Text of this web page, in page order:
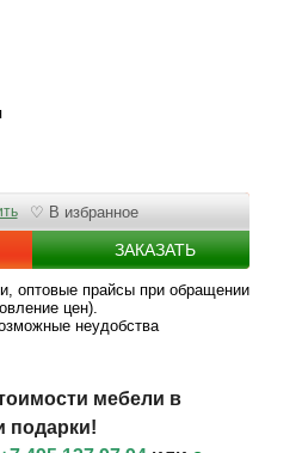
ЗАКАЗАТЬ
♡ В избранное
оптовые прайсы при обращении
цен).
неудобства
мебели в
подарки!